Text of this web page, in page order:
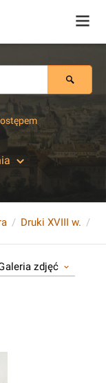
Druki XVIII w.
zdjęć